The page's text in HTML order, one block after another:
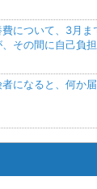
について、3月ま
、その間に自己負
になると、何か